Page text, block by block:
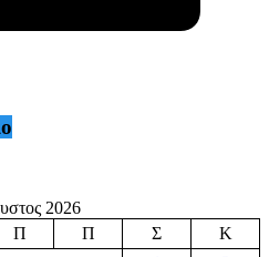
2026
Π Π Σ
Κ